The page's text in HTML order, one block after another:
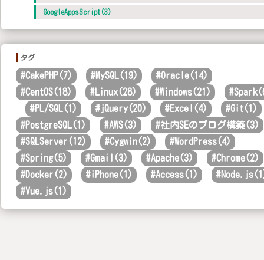
GoogleAppsScript(3)
タグ
#CakePHP(7) #MySQL(19) #Oracle(14)
#CentOS(18) #Linux(28) #Windows(21) #
#PL/SQL(1) #jQuery(20) #Excel(4) #Git(1)
#PostgreSQL(1) #AWS(3) #社内SEのブログ構築(3)
#SQLServer(12) #Cygwin(2) #WordPress(4)
#Spring(5) #Gmail(3) #Apache(3) #Chrome(2)
#Docker(2) #iPhone(1) #Access(1) #
#Vue.js(1)